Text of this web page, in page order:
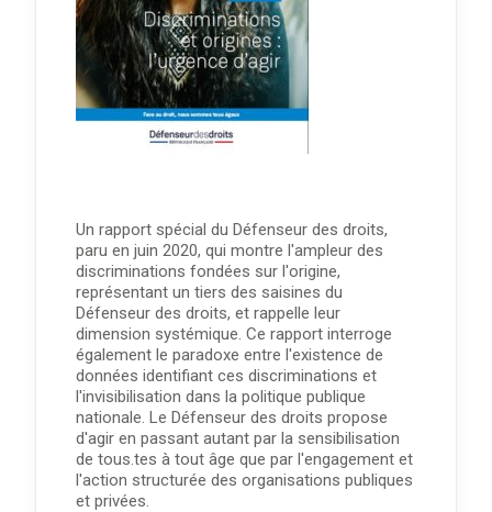
Un rapport spécial du Défenseur des droits,
paru en juin 2020, qui montre l'ampleur des
discriminations fondées sur l'origine,
représentant un tiers des saisines du
Défenseur des droits, et rappelle leur
dimension systémique. Ce rapport interroge
également le paradoxe entre l'existence de
données identifiant ces discriminations et
l'invisibilisation dans la politique publique
nationale. Le Défenseur des droits propose
d'agir en passant autant par la sensibilisation
de tous.tes à tout âge que par l'engagement et
l'action structurée des organisations publiques
et privées.